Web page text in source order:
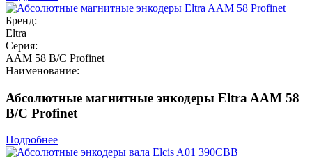
Бренд:
Eltra
Серия:
AAM 58 B/C Profinet
Наименование:
Абсолютные магнитные энкодеры Eltra AAM 58
B/C Profinet
Подробнее